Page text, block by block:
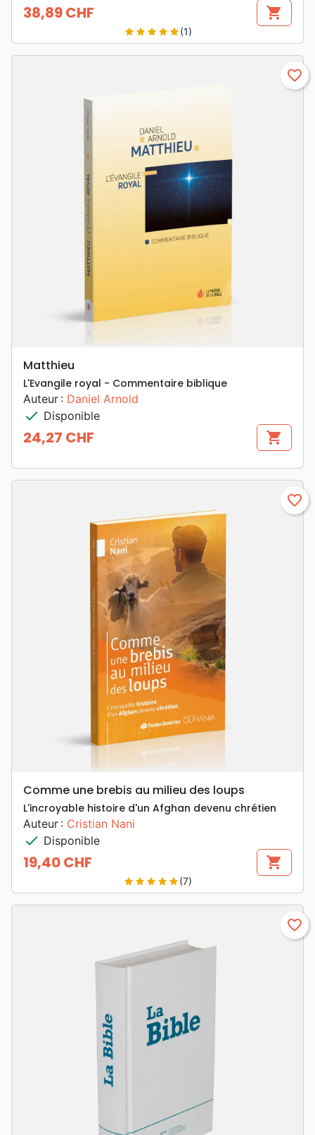
Prix
38,89 CHF shopping_cart
star star star star star(1)
favorite_border
Matthieu
L'Evangile royal - Commentaire biblique
Auteur : Daniel Arnold
check Disponible
Prix
24,27 CHF shopping_cart
favorite_border
Comme une brebis au milieu des loups
L'incroyable histoire d'un Afghan devenu chrétien
Auteur : Cristian Nani
check Disponible
Prix
19,40 CHF shopping_cart
star star star star star(7)
favorite_border